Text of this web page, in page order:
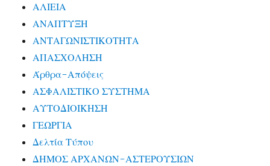
ΑΛΙΕΙΑ
ΑΝΑΠΤΥΞΗ
ΑΝΤΑΓΩΝΙΣΤΙΚΟΤΗΤΑ
ΑΠΑΣΧΟΛΗΣΗ
Άρθρα-Απόψεις
ΑΣΦΑΛΙΣΤΙΚΟ ΣΥΣΤΗΜΑ
ΑΥΤΟΔΙΟΙΚΗΣΗ
ΓΕΩΡΓΙΑ
Δελτία Τύπου
ΔΗΜΟΣ ΑΡΧΑΝΩΝ-ΑΣΤΕΡΟΥΣΙΩΝ